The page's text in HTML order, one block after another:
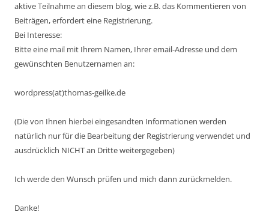
aktive Teilnahme an diesem blog, wie z.B. das Kommentieren von
Beiträgen, erfordert eine Registrierung.
Bei Interesse:
Bitte eine mail mit Ihrem Namen, Ihrer email-Adresse und dem
gewünschten Benutzernamen an:
wordpress(at)thomas-geilke.de
(Die von Ihnen hierbei eingesandten Informationen werden
natürlich nur für die Bearbeitung der Registrierung verwendet und
ausdrücklich NICHT an Dritte weitergegeben)
Ich werde den Wunsch prüfen und mich dann zurückmelden.
Danke!